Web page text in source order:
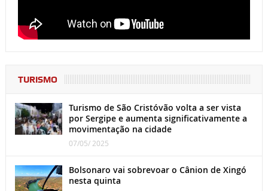
TURISMO
Turismo de São Cristóvão volta a ser vista
por Sergipe e aumenta significativamente a
movimentação na cidade
07/05/ 2025
Bolsonaro vai sobrevoar o Cânion de Xingó
nesta quinta